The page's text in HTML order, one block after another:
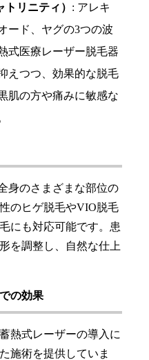
リニティ） : アレキ
ード、ヤグの3つの波
式医療レーザー脱毛器
えつつ、効果的な脱毛
肌の方や痛みに敏感な
身のさまざまな部位の
のヒゲ脱毛やVIO脱毛
にも対応可能です。患
を調整し、自然な仕上
の効果
熱式レーザーの導入に
施術を提供していま